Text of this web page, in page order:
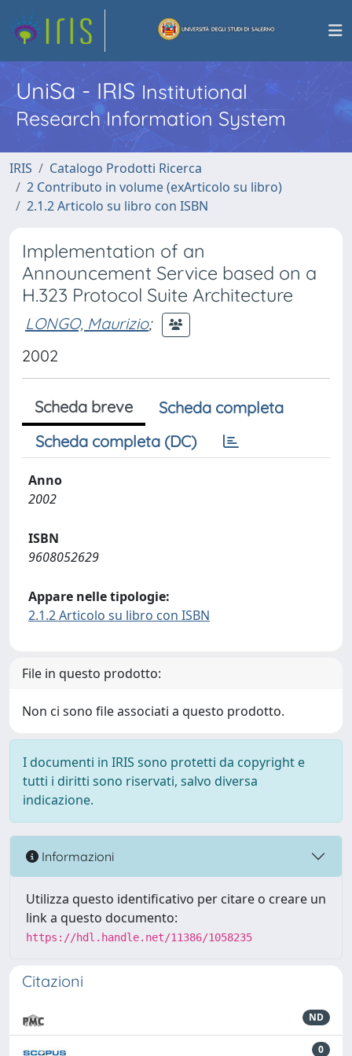
UniSa - IRISInstitutional
Research Information System
IRIS
Catalogo Prodotti Ricerca
2 Contributo in volume (exArticolo su libro)
2.1.2 Articolo su libro con ISBN
Implementation of an
Announcement Service based on a
H.323 Protocol Suite Architecture
LONGO, Maurizio;
2002
Scheda breve
Scheda completa
Scheda completa (DC)
Anno
2002
ISBN
9608052629
Appare nelle tipologie:
2.1.2 Articolo su libro con ISBN
File in questo prodotto:
Non ci sono file associati a questo prodotto.
I documenti in IRIS sono protetti da copyright e
tutti i diritti sono riservati, salvo diversa
indicazione.
Informazioni
Utilizza questo identificativo per citare o creare un
link a questo documento:
https://hdl.handle.net/11386/1058235
Citazioni
ND
0